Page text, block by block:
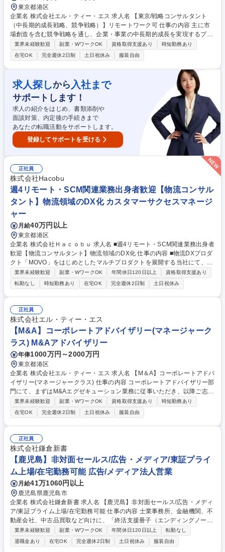
東京都港区
企業名 株式会社エル・ティー・エス 求人名 【東京/戦略コンサルタント
（中長期的成長戦略、競争戦略）】リモートワーク可 仕事の内容 主に市
場創造を含む競争戦略を通し、企業・事業の中長期的成長を実現するプロ
ジェクトに従事いただきます。大手戦略コンサルファームとは異なり、業
界や課題を限定せず、一気通貫でご支援するスタンスです。 ＜支援プロセ
ス＞ ・顧客を取り巻く環境に関する調査 ・顧客の財務状況分析を踏まえ
た真因の整理 ・課題に合わせた仮説構築、ディスカッション ・顧客の持
つ無形・有形アセットの多角的診断・評価 ・顧客課題解決提案、実行支援
募集職種 【東京/戦略コンサルタント（中長期的成長戦略、競争戦略）】
リモートワーク可
業界未経験歓迎 副業・WワークOK 資格取得支援あり
時短勤務あり
在宅OK
完全週休2日制 土日祝休み 服装自由
求人探しから 入社まで
サポートします！
求人の紹介をはじめ、書類添削や
面談対策、内定後の手続きまで
あなたの転職活動をサポートします。
登録してサポートを受ける
正社員
株式会社Hacobu
週4リモート・SCM関連業務出身者歓迎【物流コンサル
タント】物流領域のDX化 カスタマーサクセスマネージ
ャー
月給40万円以上
東京都港区
企業名 株式会社Ｈａｃｏｂｕ 求人名 ■週4リモート・SCM関連業務出身者
歓迎【物流コンサルタント】物流領域のDX化 仕事の内容 ■物流DXプロダ
クト「MOVO」をはじめとしたマルチプロダクトを展開する当社にて、プ
ロダクトを活用した大手企業向けの物流コンサルタントをご担当。SCM等
で経験した物流知見を活かして業界課題を解決します。 【詳細】■多拠点
プロジェクトの立ち上げ・オンボーディング推進 ■データに基づく活用定
着および業務改善提案 ■効果検証を通じたアップセル ■営業のアカウント
プランニングフォロー ■現場と経営層の間での合意形成と業務フロー構築
【仕事の魅力】エンタープライズ企業の経営変革に関わる高難度なCS経
験が得られます。AIを日常使いする環境でプロジェクトマネジメント力や
要件整理力を磨けます。 募集職種 ■週4リモート・SCM関連業務出身者歓
迎【物流コンサルタント】物流領域のDX化
業界未経験歓迎 副業・WワークOK 年間休日120日以上
資格取得支援あり
転勤なし
時短勤務あり 在宅OK 完全週休2日制 土日祝休み
正社員
株式会社エル・ティー・エス
【M&A】コーポレートアドバイザリー(マネージャーク
ラス) M&Aアドバイザリー
年俸1000万円～2000万円
東京都港区
企業名 株式会社エル・ティー・エス 求人名 【M＆A】コーポレートアドバ
イザリー(マネージャークラス) 仕事の内容 コーポレートアドバイザリー部
門にて、まずはM&Aエグゼキューション業務に従事いただき、以降ご志向
に合わせてお任せする領域を拡げていただきます。 【当部門の主な機能】
◆ファイナンシャルアドバイザリー機能：M&Aに関する計画策定からクロ
ージングまで、成功に向けたご支援を行う◆コンサルティング機能：顧客
経営層や企画部門に対し、業種知見をベースとした経営・事業戦略提案に
より有償のコンサルティングやM&Aアドバイザリーの案件創出を図る◆産
業調査アナリスト機能：特定の産業における市場や企業の情報を収集・分
析し、情報発信・CxOアプローチ、 案件創出を行う 募集職種 【M＆A】コ
ーポレートアドバイザリー(マネージャークラス)
業界未経験歓迎 副業・WワークOK 資格取得支援あり
時短勤務あり
在宅OK
完全週休2日制 土日祝休み 服装自由
正社員
株式会社鎌倉新書
【鹿児島】非対面セールス/広告・メディア/東証プライ
ム上場/在宅勤務可能 広告/メディア法人営業
月給41万1060円以上
鹿児島県鹿児島市
企業名 株式会社鎌倉新書 求人名 【鹿児島】非対面セールス/広告・メディ
ア/東証プライム上場/在宅勤務可能 仕事の内容 士業事務所、金融機関、不
動産会社、中古品買取など向けに、「終活支援冊子（エンディングノート
等）」への広告掲載を提案します。 (基本的には電話で完結の非対面営業/
Web商談も稀に有) ■アプローチ先企業の選定・整理 ■電話・メール・FAX
等を活用し、企業へ広告のご提案 【商材】市役所の窓口等で配布され、地
業界未経験歓迎 副業・WワークOK 年間休日120日以上
転勤なし
退職金あり
在宅OK 完全週休2日制 土日祝休み 服装自由